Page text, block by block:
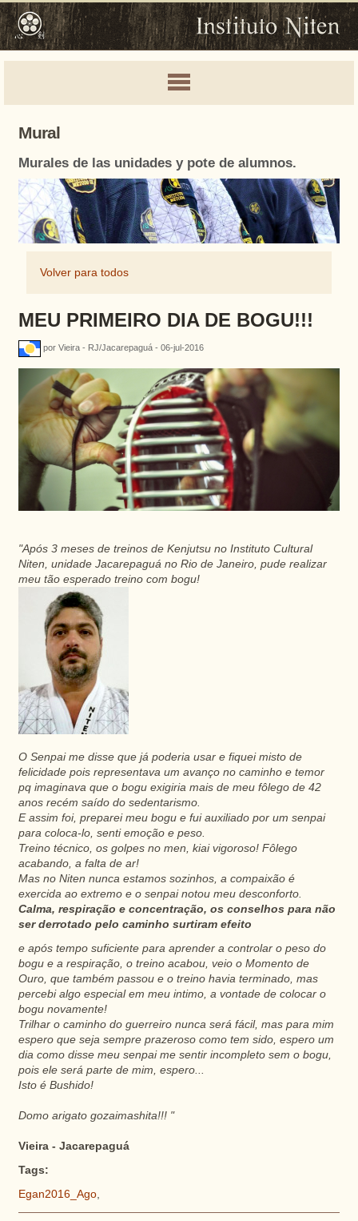
Mural
Murales de las unidades y pote de alumnos.
Volver para todos
MEU PRIMEIRO DIA DE BOGU!!!
por Vieira - RJ/Jacarepaguá - 06-jul-2016
"Após 3 meses de treinos de Kenjutsu no Instituto Cultural
Niten, unidade Jacarepaguá no Rio de Janeiro, pude realizar
meu tão esperado treino com bogu!
O Senpai me disse que já poderia usar e fiquei misto de
felicidade pois representava um avanço no caminho e temor
pq imaginava que o bogu exigiria mais de meu fôlego de 42
anos recém saído do sedentarismo.
E assim foi, preparei meu bogu e fui auxiliado por um senpai
para coloca-lo, senti emoção e peso.
Treino técnico, os golpes no men, kiai vigoroso! Fôlego
acabando, a falta de ar!
Mas no Niten nunca estamos sozinhos, a compaixão é
exercida ao extremo e o senpai notou meu desconforto.
Calma, respiração e concentração, os conselhos para não
ser derrotado pelo caminho surtiram efeito
e após tempo suficiente para aprender a controlar o peso do
bogu e a respiração, o treino acabou, veio o Momento de
Ouro, que também passou e o treino havia terminado, mas
percebi algo especial em meu intimo, a vontade de colocar o
bogu novamente!
Trilhar o caminho do guerreiro nunca será fácil, mas para mim
espero que seja sempre prazeroso como tem sido, espero um
dia como disse meu senpai me sentir incompleto sem o bogu,
pois ele será parte de mim, espero...
Isto é Bushido!
Domo arigato gozaimashita!!! "
Vieira - Jacarepaguá
Tags:
Egan2016_Ago,